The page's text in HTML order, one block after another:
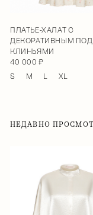
ПЛАТЬЕ-ХАЛАТ С
ДЕКОРАТИВНЫМ
КЛИНЬЯМИ
40 000 ₽
S
M L XL
НЕДАВНО